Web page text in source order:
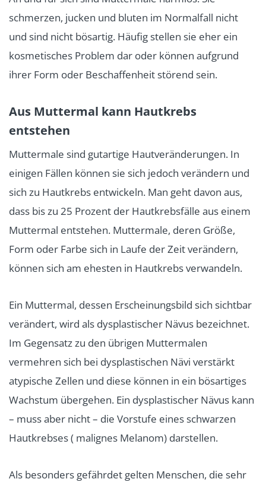
schmerzen, jucken und bluten im Normalfall nicht
und sind nicht bösartig. Häufig stellen sie eher ein
kosmetisches Problem dar oder können aufgrund
ihrer Form oder Beschaffenheit störend sein.
Aus Muttermal kann Hautkrebs
entstehen
Muttermale sind gutartige Hautveränderungen. In
einigen Fällen können sie sich jedoch verändern und
sich zu Hautkrebs entwickeln. Man geht davon aus,
dass bis zu 25 Prozent der Hautkrebsfälle aus einem
Muttermal entstehen. Muttermale, deren Größe,
Form oder Farbe sich in Laufe der Zeit verändern,
können sich am ehesten in Hautkrebs verwandeln.
Ein Muttermal, dessen Erscheinungsbild sich sichtbar
verändert, wird als dysplastischer Nävus bezeichnet.
Im Gegensatz zu den übrigen Muttermalen
vermehren sich bei dysplastischen Nävi verstärkt
atypische Zellen und diese können in ein bösartiges
Wachstum übergehen. Ein dysplastischer Nävus kann
– muss aber nicht – die Vorstufe eines schwarzen
Hautkrebses ( malignes Melanom) darstellen.
Als besonders gefährdet gelten Menschen, die sehr